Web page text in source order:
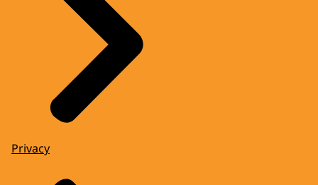
Privacy